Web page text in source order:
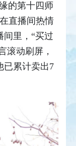
的第十四师
直播间热情
间里，“买过
滚动刷屏，
已累计卖出7